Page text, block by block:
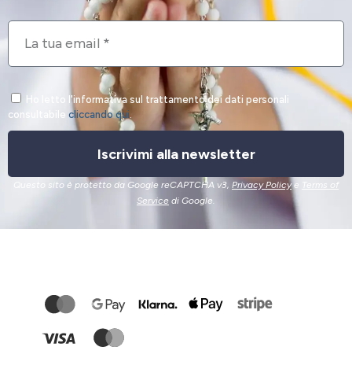
Ho letto l'informativa sul trattamento dei dati personali
consultabile cliccando qui.
Iscrivimi alla newsletter
Questo sito è protetto da Google reCAPTCHA v3, Privacy Policye Terms of
Service di Google.